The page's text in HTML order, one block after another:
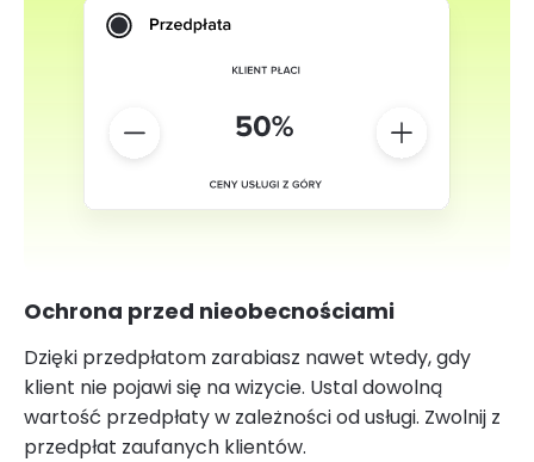
Ochrona przed nieobecnościami
Dzięki przedpłatom zarabiasz nawet wtedy, gdy
klient nie pojawi się na wizycie. Ustal dowolną
wartość przedpłaty w zależności od usługi. Zwolnij z
przedpłat zaufanych klientów.